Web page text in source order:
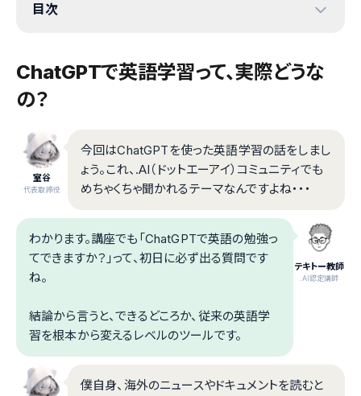
目次
ChatGPTで英語学習って、実際どうな
の？
室谷
代表取締役
今回はChatGPTを使った英語学習の話をしまし
ょう。これ、.AI（ドットエーアイ）コミュニティでも
めちゃくちゃ聞かれるテーマなんですよね・・・
テキトー教師
.AI認定講師
わかります。講座でも「ChatGPTで英語の勉強っ
てできますか？」って、初日に必ず出る質問です
ね。
結論から言うと、できるどころか、従来の英語学
習を根本から変えるレベルのツールです。
僕自身、海外のニュースやドキュメントを読むと